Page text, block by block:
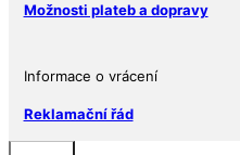
pro
množství
Možnosti plateb a dopravy
Informace o vrácení
Reklamační řád